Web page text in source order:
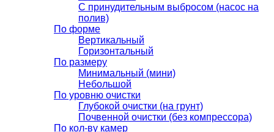
С принудительным выбросом (насос на
полив)
По форме
Вертикальный
Горизонтальный
По размеру
Минимальный (мини)
Небольшой
По уровню очистки
Глубокой очистки (на грунт)
Почвенной очистки (без компрессора)
По кол-ву камер